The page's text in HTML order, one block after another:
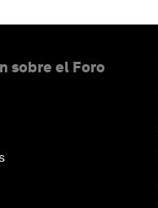
sobre el Foro